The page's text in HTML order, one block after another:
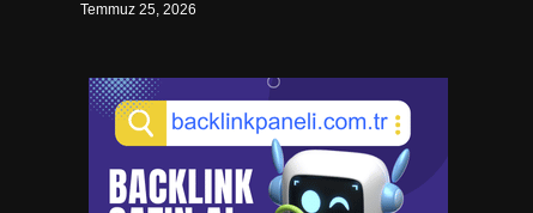
Temmuz 25, 2026